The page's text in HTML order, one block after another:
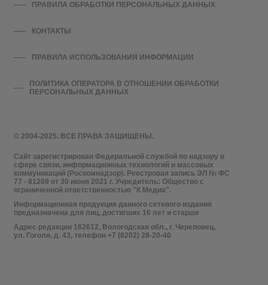
© 2004-2025. ВСЕ ПРАВА ЗАЩИЩЕНЫ.
Сайт зарегистрирован Федеральной службой по надзору в
сфере связи, информационных технологий и массовых
коммуникаций (Роскомнадзор). Реестровая запись ЭЛ № ФС
77 - 81209 от 30 июня 2021 г. Учредитель: Общество с
ограниченной ответственностью "К Медиа".
Информационная продукция данного сетевого издания
предназначена для лиц, достигших 16 лет и старше
Адрес редакции 162612, Вологодская обл., г. Череповец,
ул. Гоголя, д. 43, телефон +7 (8202) 28-20-40
ПРАВИЛА ОБРАБОТКИ ПЕРСОНАЛЬНЫХ ДАННЫХ
КОНТАКТЫ
ПРАВИЛА ИСПОЛЬЗОВАНИЯ ИНФОРМАЦИИ
ПОЛИТИКА ОПЕРАТОРА В ОТНОШЕНИИ ОБРАБОТКИ
ПЕРСОНАЛЬНЫХ ДАННЫХ